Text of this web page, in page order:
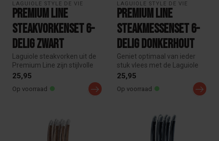
LAGUIOLE STYLE DE VIE
Premium Line
steakvorkenset 6-
delig Zwart
Laguiole steakvorken uit de
Premium Line zijn stijlvolle
vorken bij de steakmess...
25,95
Op voorraad
LAGUIOLE STYLE DE VIE
Premium Line
steakmessenset 6-
delig donkerhout
Geniet optimaal van ieder
stuk vlees met de Laguiole
Style de Vie Premium Line
25,95
Op voorraad